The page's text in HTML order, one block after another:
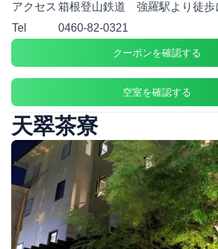
アクセス 箱根登山鉄道 強羅駅より徒歩
Tel
0460-82-0321
クーポンを確認する
空室を確認する
天翠茶寮